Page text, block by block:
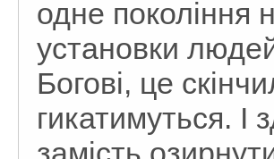
одне покоління
установки
Богові, це
гикатимуться. І